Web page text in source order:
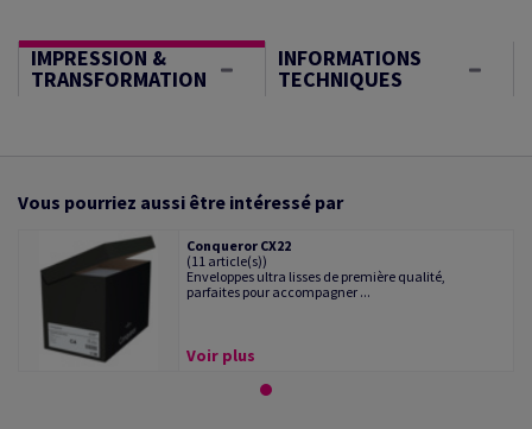
IMPRESSION &
TRANSFORMATION
INFORMATIONS
TECHNIQUES
Vous pourriez aussi être intéressé par
Conqueror CX22
(11 article(s))
Enveloppes ultra lisses de première qualité,
parfaites pour accompagner ...
Voir plus